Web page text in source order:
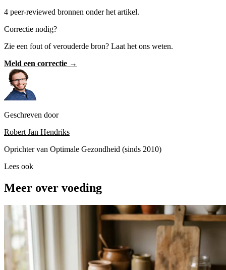
4 peer-reviewed bronnen onder het artikel.
Correctie nodig?
Zie een fout of verouderde bron? Laat het ons weten.
Meld een correctie →
Geschreven door
Robert Jan Hendriks
Oprichter van Optimale Gezondheid (sinds 2010)
Lees ook
Meer over voeding